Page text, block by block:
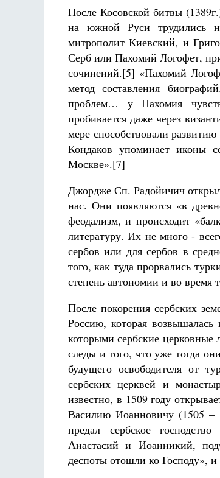
После Косовской битвы
на южной Руси трудились
митрополит Киевский, и
Серб или Пахомий Логофет,
сочинений.[5] «Пахомий
метод составления
проблем… у Пахомия
пробивается даже через
мере способствовали
Кондаков упоминает иконы
Москве».[7]
Джордже Сп. Радойичич
нас. Они появляются «в
феодализм, и происходит
литературу. Их не много -
сербов или для сербов в
того, как туда прорвались
степень автономии и во время
После покорения сербских
Россию, которая
которыми сербские
следы и того, что уже тогда
будущего освободителя от
сербских церквей и
известно, в 1509 году
Василию Иоанновичу (1505 –
предал сербское
Анастасий и Иоанникий,
деспоты отошли ко Господу»,